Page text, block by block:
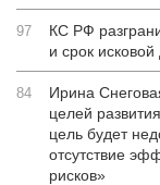
97
КС РФ
и срок исковой
84
Ирина
целей
цель будет
отсутствие
рисков»